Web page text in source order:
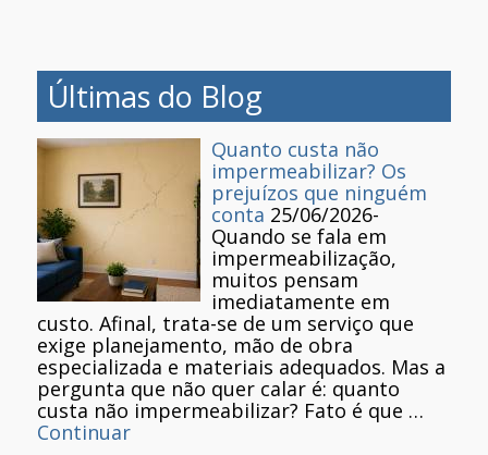
Últimas do Blog
Quanto custa não
impermeabilizar? Os
prejuízos que ninguém
conta 25/06/2026-
Quando se fala em
impermeabilização,
muitos pensam
imediatamente em
custo. Afinal, trata-se de um serviço que
exige planejamento, mão de obra
especializada e materiais adequados. Mas a
pergunta que não quer calar é: quanto
custa não impermeabilizar? Fato é que …
Continuar